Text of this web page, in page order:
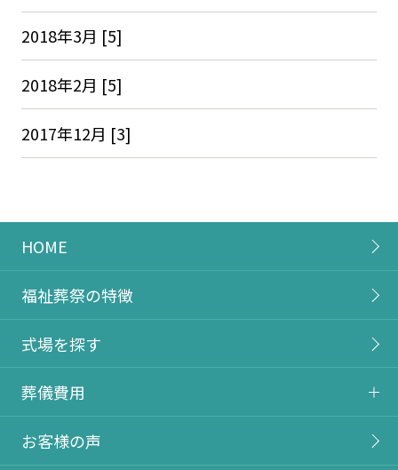
2018年3月 [5]
2018年2月 [5]
2017年12月 [3]
HOME
福祉葬祭の特徴
式場を探す
葬儀費用
お客様の声